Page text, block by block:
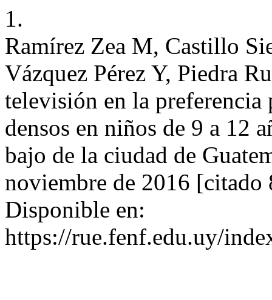
1.
Ramírez Zea M, Castillo
Vázquez Pérez Y, Piedra
televisión en la preferencia
densos en niños de 9 a 12
bajo de la ciudad de
noviembre de 2016 [citado
Disponible en:
https://rue.fenf.edu.uy/